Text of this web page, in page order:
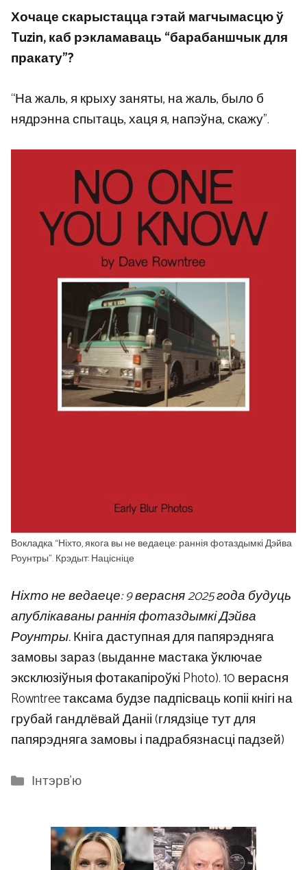
Хочаце скарыстацца гэтай магчымасцю ў
Tuzin, каб рэкламаваць “барабаншчык для
пракату”?
“На жаль, я крыху заняты, на жаль, было б
нядрэнна спытаць, хаця я, напэўна, скажу”.
Вокладка “Ніхто, якога вы не ведаеце: раннія фотаздымкі Дэйва
Роунтры”. Крэдыт: Націсніце
Ніхто не ведаеце: 9 верасня 2025 года будуць
апублікаваны раннія фотаздымкі Дэйва
Роунтры.Кніга даступная для папярэдняга
замовы зараз (выданне мастака ўключае
эксклюзіўныя фотакапіроўкі Photo). 10 верасня
Rowntree таксама будзе падпісваць копіі кнігі на
грубай гандлёвай Даніі (глядзіце тут для
папярэдняга замовы і падрабязнасці падзей)
Categories
Інтэрв'ю